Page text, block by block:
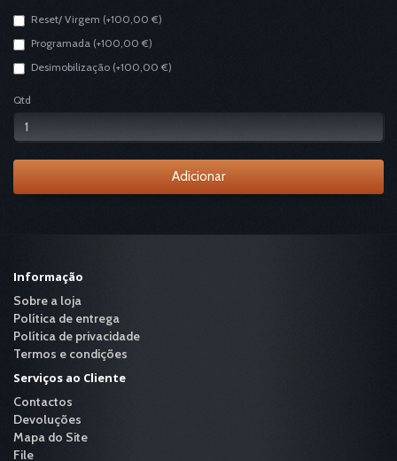
Reset/ Virgem (+100,00 €)
Programada (+100,00 €)
Desimobilização (+100,00 €)
Qtd
Adicionar
Informação
Sobre a loja
Política de entrega
Política de privacidade
Termos e condições
Serviços ao Cliente
Contactos
Devoluções
Mapa do Site
File